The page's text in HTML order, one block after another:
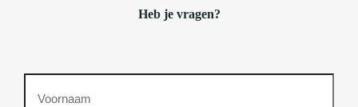
Heb je vragen?
Voornaam